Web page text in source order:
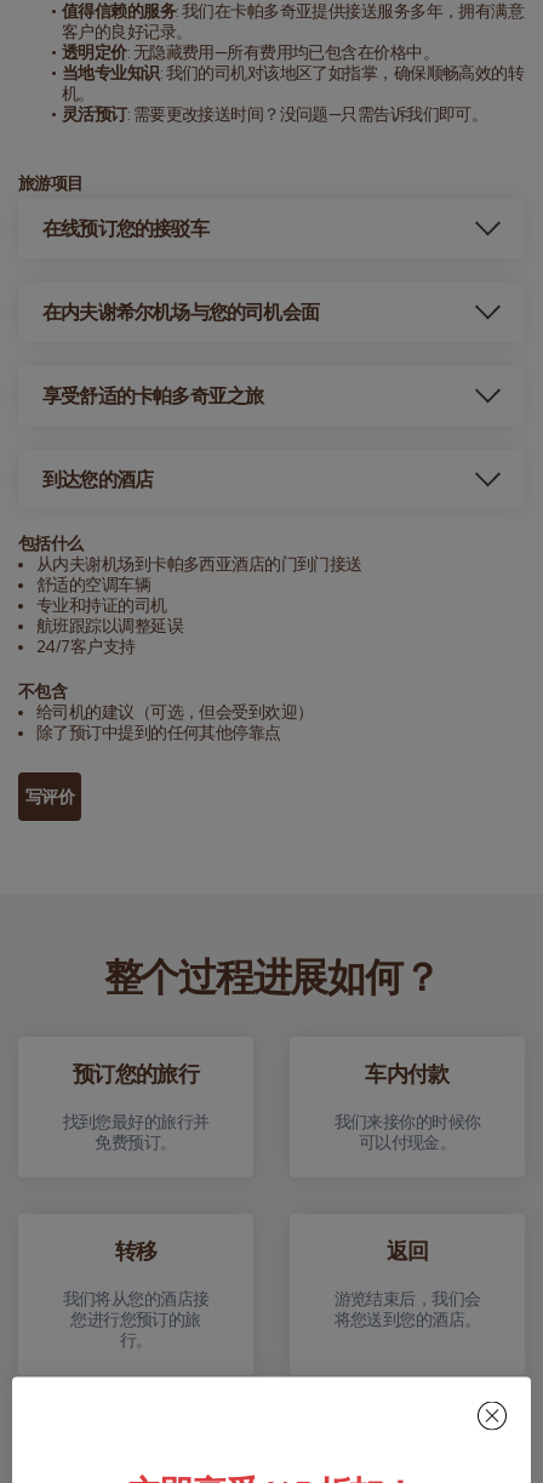
值得信赖的服务: 我们在卡帕多奇亚提供接送服务多年，拥有满意
客户的良好记录。
透明定价: 无隐藏费用—所有费用均已包含在价格中。
当地专业知识: 我们的司机对该地区了如指掌，确保顺畅高效的转
机。
灵活预订: 需要更改接送时间？没问题—只需告诉我们即可。
旅游项目
在线预订您的接驳车
在内夫谢希尔机场与您的司机会面
享受舒适的卡帕多奇亚之旅
到达您的酒店
包括什么
从内夫谢机场到卡帕多西亚酒店的门到门接送
舒适的空调车辆
专业和持证的司机
航班跟踪以调整延误
24/7客户支持
不包含
给司机的建议（可选，但会受到欢迎）
除了预订中提到的任何其他停靠点
写评价
整个过程进展如何？
预订您的旅行
找到您最好的旅行并
免费预订。
车内付款
我们来接你的时候你
可以付现金。
转移
我们将从您的酒店接
您进行您预订的旅
行。
返回
游览结束后，我们会
将您送到您的酒店。